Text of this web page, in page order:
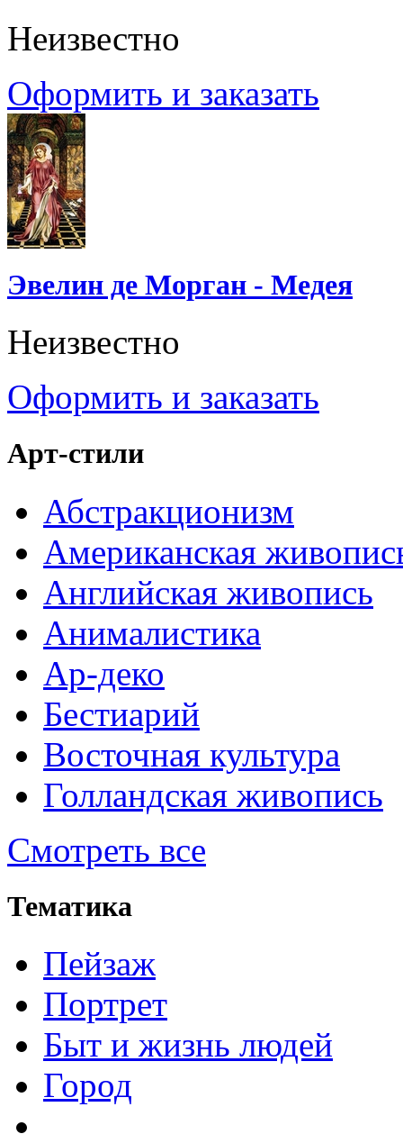
Неизвестно
Оформить и заказать
Эвелин де Морган - Медея
Неизвестно
Оформить и заказать
Арт-стили
Абстракционизм
Американская
Английская живопись
Анималистика
Ар-деко
Бестиарий
Восточная культура
Голландская живопись
Смотреть все
Тематика
Пейзаж
Портрет
Быт и жизнь людей
Город